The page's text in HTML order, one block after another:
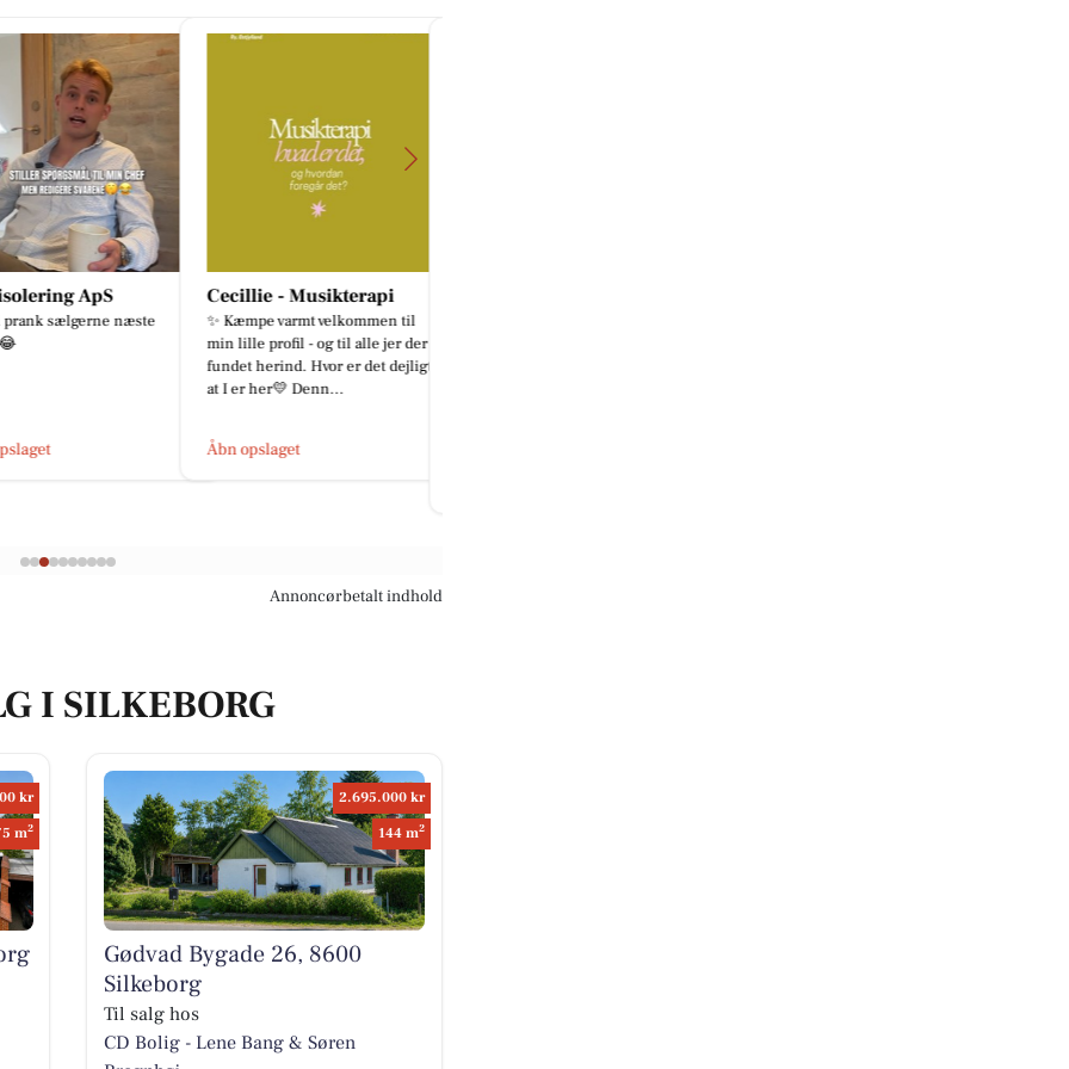
ApS
prank sælgerne næste
Cecillie - Musikterapi
✨ Kæmpe varmt velkommen til
min lille profil - og til alle jer der er
fundet herind. Hvor er det dejligt,
at I er her💛 Denn...
Åbn opslaget
Annoncørbetalt indhold
I SILKEBORG
kr
m2
2.695.000 kr
144 m2
Gødvad Bygade 26, 8600
Silkeborg
Til salg hos
CD Bolig - Lene Bang & Søren